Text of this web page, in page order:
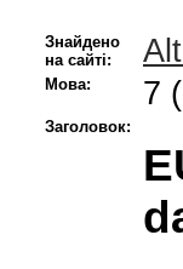
Знайдено
на сайті:
Мова: 7
Заголовок: